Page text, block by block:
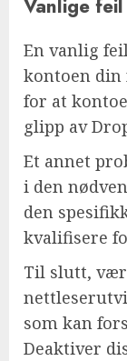
Vanlige
En vanlig
kontoen din
for at
glipp av
Et annet
i den
den
kvalifisere
Til slutt,
som kan
Deaktiver